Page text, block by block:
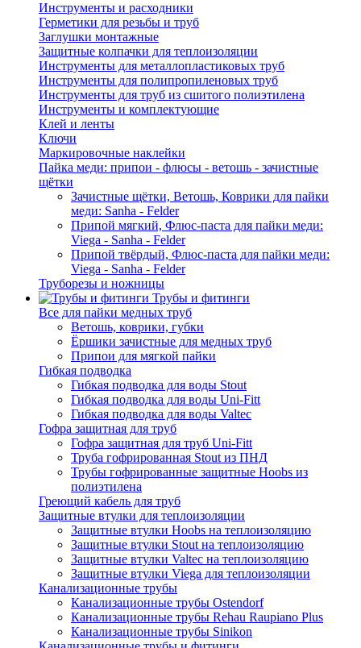
Инструменты и расходники
Герметики для резьбы и труб
Заглушки монтажные
Защитные колпачки для теплоизоляции
Инструменты для металлопластиковых труб
Инструменты для полипропиленовых труб
Инструменты для труб из сшитого полиэтилена
Инструменты и комплектующие
Клей и ленты
Ключи
Маркировочные наклейки
Пайка меди: припои - флюсы - ветошь - зачистные
щётки
Зачистные щётки, Ветошь, Коврики для пайки
меди: Sanha - Felder
Припой мягкий, Флюс-паста для пайки меди:
Viega - Sanha - Felder
Припой твёрдый, Флюс-паста для пайки меди:
Viega - Sanha - Felder
Труборезы и ножницы
Трубы и фитинги
Все для пайки медных труб
Ветошь, коврики, губки
Ёршики зачистные для медных труб
Припои для мягкой пайки
Гибкая подводка
Гибкая подводка для воды Stout
Гибкая подводка для воды Uni-Fitt
Гибкая подводка для воды Valtec
Гофра защитная для труб
Гофра защитная для труб Uni-Fitt
Труба гофрированная Stout из ПНД
Трубы гофрированные защитные Hoobs из
полиэтилена
Греющий кабель для труб
Защитные втулки для теплоизоляции
Защитные втулки Hoobs на теплоизоляцию
Защитные втулки Stout на теплоизоляцию
Защитные втулки Valtec на теплоизоляцию
Защитные втулки Viega для теплоизоляции
Канализационные трубы
Канализационные трубы Ostendorf
Канализационные трубы Rehau Raupiano Plus
Канализационные трубы Sinikon